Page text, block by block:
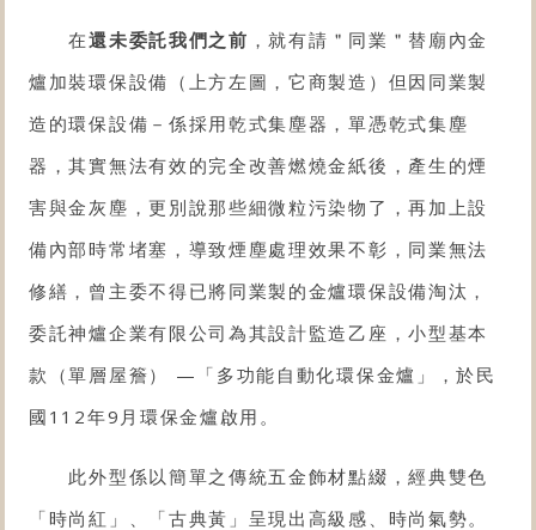
在還未委託我們之前 ，就有請＂同業＂替廟內金
爐加裝環保設備（上方左圖，它商製造）但因同業製
造的環保設備－係採用乾式集塵器，單憑乾式集塵
器，其實無法有效的完全改善燃燒金紙後，產生的煙
害與金灰塵，更別說那些細微粒污染物了，再加上設
備內部時常堵塞，導致煙塵處理效果不彰，同業無法
修繕，曾主委不得已將同業製的金爐環保設備淘汰，
委託神爐企業有限公司為其設計監造乙座，小型基本
款（單層屋簷） —「多功能自動化環保金爐 」，於民
國112年9月環保金爐啟用。
此外型係以簡單之傳統五金飾材點綴，經典雙色
「時尚紅」、「古典黃」呈現出高級感、時尚氣勢。